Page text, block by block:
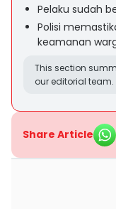
Pelaku sudah
Polisi
keamanan
This section
our editorial team.
Share Article